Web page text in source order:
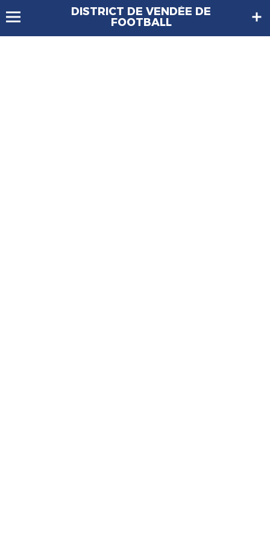
DISTRICT DE VENDÉE DE
FOOTBALL